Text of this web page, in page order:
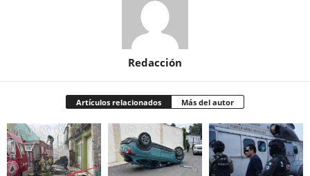
Redacción
Artículos relacionados Más del autor